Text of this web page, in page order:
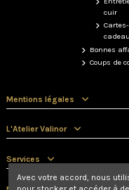
cuir
Cartes-
Bonnes
Coups de
Mentions légales
L'Atelier Valinor
Services
Avec votre accord, nous